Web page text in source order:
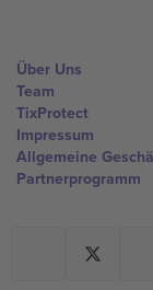
Über Uns
Team
TixProtect
Impressum
Allgemeine
Partnerprogramm